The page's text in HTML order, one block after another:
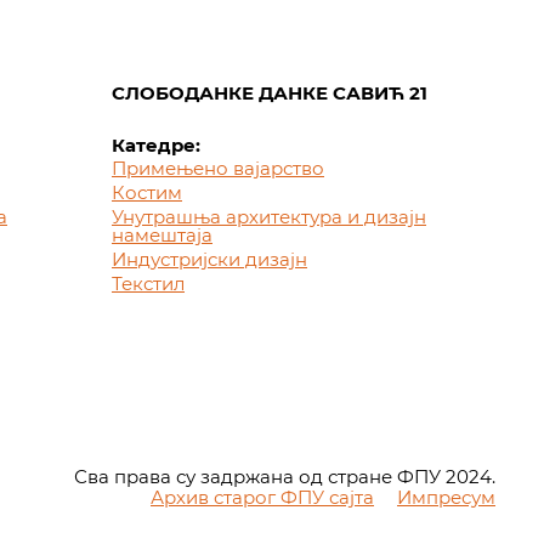
СЛОБОДАНКЕ ДАНКЕ САВИЋ 21
Катедре:
Примењено вајарство
Костим
Унутрашња архитектура и дизајн
намештаја
Индустријски дизајн
Текстил
Сва права су задржана од стране ФПУ 2024.
Архив старог ФПУ сајта
Импресум